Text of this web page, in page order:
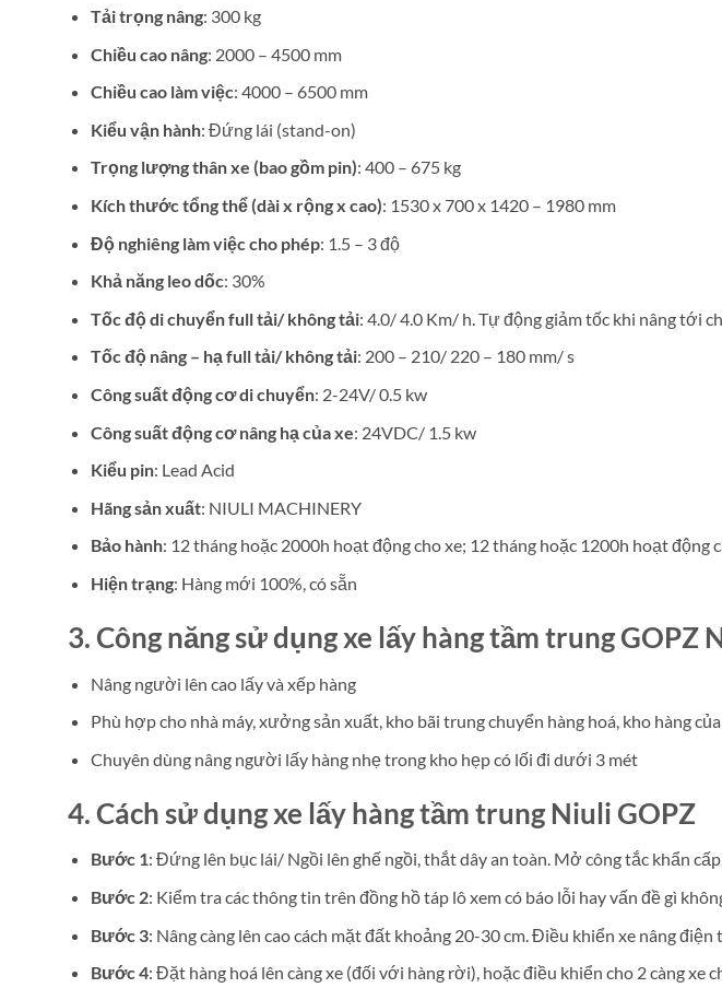
Tải trọng nâng: 300 kg
Chiều cao nâng: 2000 – 4500 mm
Chiều cao làm việc: 4000 – 6500 mm
Kiểu vận hành: Đứng lái (stand-on)
Trọng lượng thân xe (bao gồm pin): 400 – 675 kg
Kích thước tổng thể (dài x rộng x cao): 1530 x 700 x 1420 – 1980 mm
Độ nghiêng làm việc cho phép: 1.5 – 3 độ
Khả năng leo dốc: 30%
Tốc độ di chuyển full tải/ không tải: 4.0/ 4.0 Km/ h. Tự động giảm tốc khi nâng tới
Tốc độ nâng – hạ full tải/ không tải: 200 – 210/ 220 – 180 mm/ s
Công suất động cơ di chuyển: 2-24V/ 0.5 kw
Công suất động cơ nâng hạ của xe: 24VDC/ 1.5 kw
Kiểu pin: Lead Acid
Hãng sản xuất: NIULI MACHINERY
Bảo hành: 12 tháng hoặc 2000h hoạt động cho xe; 12 tháng hoặc 1200h hoạt động
Hiện trạng: Hàng mới 100%, có sẵn
3. Công năng sử dụng xe lấy hàng tầm trung GOPZ
Nâng người lên cao lấy và xếp hàng
Phù hợp cho nhà máy, xưởng sản xuất, kho bãi trung chuyển hàng hoá, kho hàng
Chuyên dùng nâng người lấy hàng nhẹ trong kho hẹp có lối đi dưới 3 mét
4. Cách sử dụng xe lấy hàng tầm trung Niuli GOPZ
Bước 1: Đứng lên bục lái/ Ngồi lên ghế ngồi, thắt dây an toàn. Mở công tắc khẩn
Bước 2: Kiểm tra các thông tin trên đồng hồ táp lô xem có báo lỗi hay vấn đề gì
Bước 3: Nâng càng lên cao cách mặt đất khoảng 20-30 cm. Điều khiển xe nâng điện
Bước 4: Đặt hàng hoá lên càng xe (đối với hàng rời), hoặc điều khiển cho 2 càng